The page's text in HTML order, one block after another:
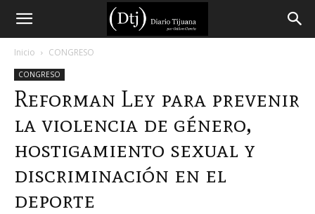
Diario
Tijuana
Inicio CONGRESO
CONGRESO
Reforman Ley para prevenir
la violencia de género,
hostigamiento sexual y
discriminación en el
deporte